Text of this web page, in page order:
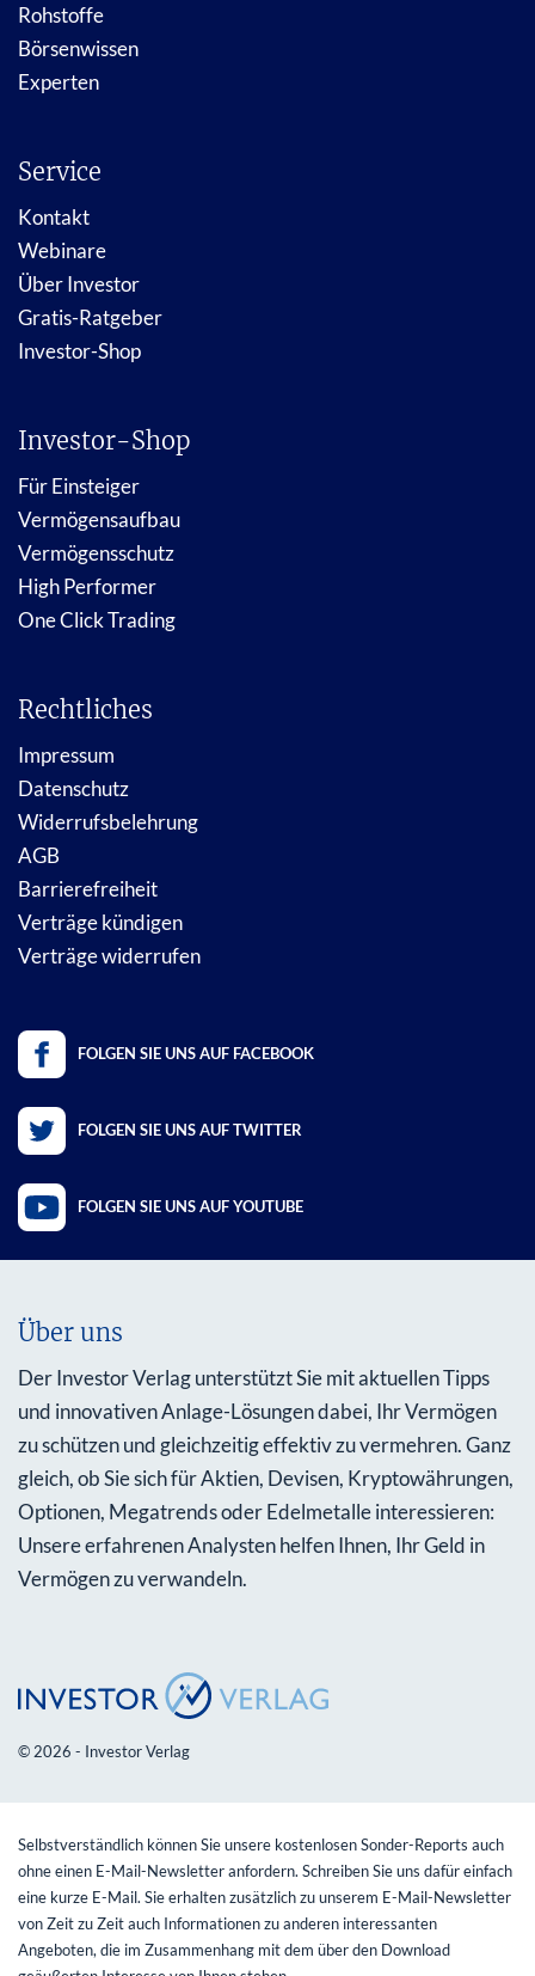
Rohstoffe
Börsenwissen
Experten
Service
Kontakt
Webinare
Über Investor
Gratis-Ratgeber
Investor-Shop
Investor-Shop
Für Einsteiger
Vermögensaufbau
Vermögensschutz
High Performer
One Click Trading
Rechtliches
Impressum
Datenschutz
Widerrufsbelehrung
AGB
Barrierefreiheit
Verträge kündigen
Verträge widerrufen
FOLGEN SIE UNS AUF FACEBOOK
FOLGEN SIE UNS AUF TWITTER
FOLGEN SIE UNS AUF YOUTUBE
Über uns
Der Investor Verlag unterstützt Sie mit aktuellen Tipps
und innovativen Anlage-Lösungen dabei, Ihr Vermögen
zu schützen und gleichzeitig effektiv zu vermehren. Ganz
gleich, ob Sie sich für Aktien, Devisen, Kryptowährungen,
Optionen, Megatrends oder Edelmetalle interessieren:
Unsere erfahrenen Analysten helfen Ihnen, Ihr Geld in
Vermögen zu verwandeln.
© 2026 - Investor Verlag
Selbstverständlich können Sie unsere kostenlosen Sonder-Reports auch
ohne einen E-Mail-Newsletter anfordern. Schreiben Sie uns dafür einfach
eine kurze E-Mail. Sie erhalten zusätzlich zu unserem E-Mail-Newsletter
von Zeit zu Zeit auch Informationen zu anderen interessanten
Angeboten, die im Zusammenhang mit dem über den Download